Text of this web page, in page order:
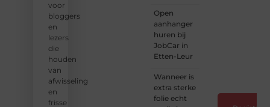
voor
bloggers
en
lezers
die
houden
van
afwisseling
en
frisse
Open
aanhanger
huren bij
JobCar in
Etten-Leur
Wanneer is
extra sterke
folie echt